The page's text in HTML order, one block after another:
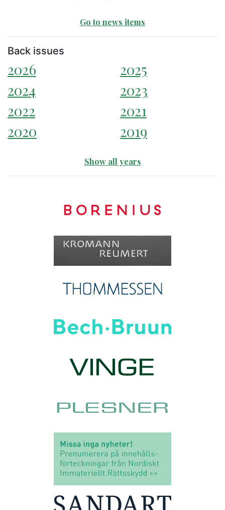
Go to news items
Back issues
2026
2025
2024
2023
2022
2021
2020
2019
Show all years